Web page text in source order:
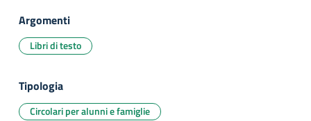
Argomenti
Libri di testo
Tipologia
Circolari per alunni e famiglie